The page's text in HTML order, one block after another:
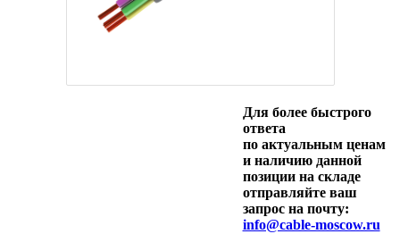
Для более быстрого
ответа
по актуальным ценам
и наличию данной
позиции на складе
отправляйте ваш
запрос на почту:
info@cable-moscow.ru